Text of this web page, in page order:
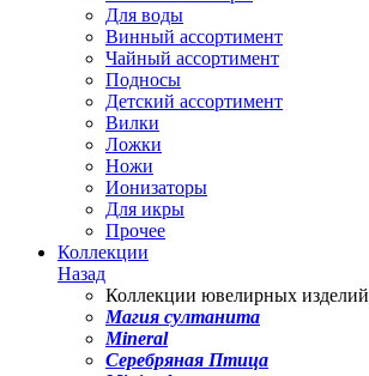
Для воды
Винный ассортимент
Чайный ассортимент
Подносы
Детский ассортимент
Вилки
Ложки
Ножи
Ионизаторы
Для икры
Прочее
Коллекции
Назад
Коллекции ювелирных изделий
Магия султанита
Mineral
Серебряная Птица